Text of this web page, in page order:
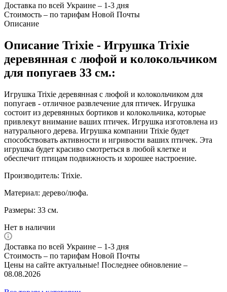
Доставка по всей Украине – 1-3 дня
Стоимость – по тарифам Новой Почты
Описание
Описание Trixie - Игрушка Trixie
деревянная с люфой и колокольчиком
для попугаев 33 см.:
Игрушка Trixie деревянная с люфой и колокольчиком для
попугаев - отличное развлечение для птичек. Игрушка
состоит из деревянных бортиков и колокольчика, которые
привлекут внимание ваших птичек. Игрушка изготовлена из
натурального дерева. Игрушка компании Trixie будет
способствовать активности и игривости ваших птичек. Эта
игрушка будет красиво смотреться в любой клетке и
обеспечит птицам подвижность и хорошее настроение.
Производитель: Trixie.
Материал: дерево/люфа.
Размеры: 33 см.
Нет в наличии
Доставка по всей Украине – 1-3 дня
Стоимость – по тарифам Новой Почты
Цены на сайте актуальные! Последнее обновление –
08.08.2026